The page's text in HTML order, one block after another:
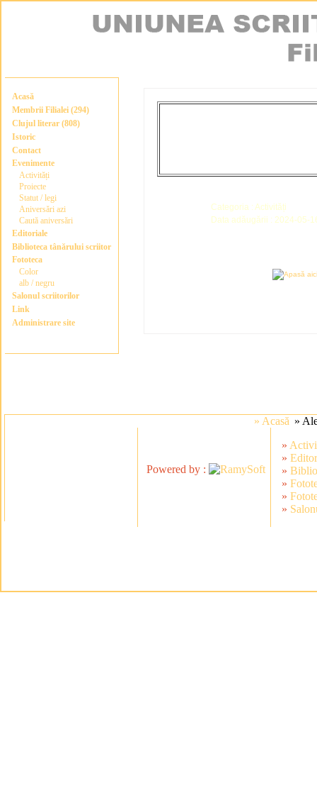
Acasă
Membrii Filialei (294)
Clujul literar (808)
Istoric
Contact
Evenimente
Activități
Proiecte
Statut / legi
Aniversări azi
Caută aniversări
Editoriale
Biblioteca tânărului scriitor
Fototeca
Color
alb / negru
Salonul scriitorilor
Link
Administrare site
Categoria : Activități
Data adăugării : 2024-05-
» Acasă »
Powered by :
»
»
»
»
»
»